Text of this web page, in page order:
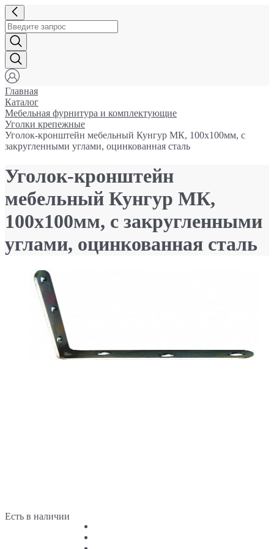
Главная
Каталог
Мебельная фурнитура и комплектующие
Уголки крепежные
Уголок-кронштейн мебельный Кунгур МК, 100x100мм, с
закругленными углами, оцинкованная сталь
Уголок-кронштейн
мебельный Кунгур МК,
100x100мм, с закругленными
углами, оцинкованная сталь
Есть в наличии